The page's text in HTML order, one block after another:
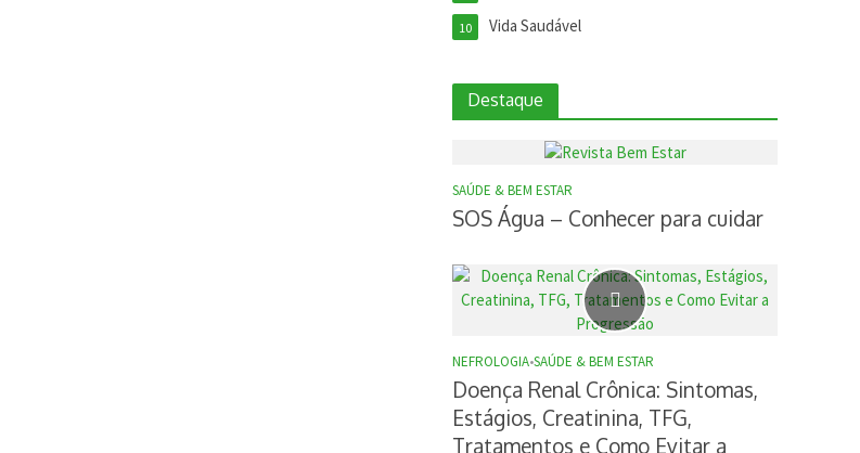
Vida Saudável
10
Destaque
SAÚDE & BEM ESTAR
SOS Água – Conhecer para cuidar
NEFROLOGIA•SAÚDE & BEM ESTAR
Doença Renal Crônica: Sintomas,
Estágios, Creatinina, TFG,
Tratamentos e Como Evitar a